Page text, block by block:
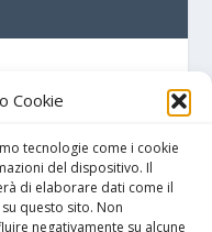
Cookie
tecnologie come i cookie
del dispositivo. Il
di elaborare dati come il
questo sito. Non
negativamente su alcune